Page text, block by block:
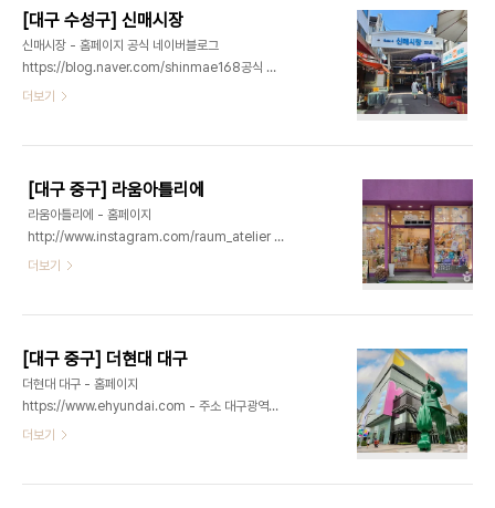
다. ※ 소개 정보 - 장서는날 : 월-일요일 - 영업시간 :
10:00-22:00 - 쉬는날 : 명절 - 판매품목 : 복합쇼
핑몰(백화점, 마트, 편의점, 아울렛 등) - 문의및안내
: 053-607-8000 - 주차시설 : 가능 - 화장실설
명 : 있음 - 신용카드가능정보 : 가능◎ 주위 관광 정
http://www.chilgokhyanggyo.org/ - 주소 대
[대구 수성구] 신매시장
신매시장 - 홈페이지 공식 네이버블로그
https://blog.naver.com/shinmae168공식 인
스타그램
엌으로 불리며, 매주 목요일 외부 상인들이 들어와 장
이 열린다. 공영주차장이 있고 옥상 완충녹지를 공원
화하여 고객 쉼터로 이용되고 있다. 디지털 전통시장
육성사업 추진하여 온라인 구매, 카카오 홍보 등 다양
한 매체를 활용하여 판촉 활동을 하고 있고 자체 시장
은 고객이 방문하고 있고 외국인 관광 코스로도 인기
일..
더보기
[대구 중구] 라움아틀리에
라움아틀리에 - 홈페이지
http://www.instagram.com/raum_atelier -
주소 대구광역시 중구 중앙대로 394-8 (동성로3
들기 등 작품을 만들면, 나머지 후속 작업인 가마에서
굽는 과정은 공방에서 처리하고 약 4주가 지나서 수
령하게 된다. 유리전사와 핸드페인팅의 체험을 할 수
있고 원데이클래스도 운영하며 새로운 공간에서 도
자기만들기 이색 체험을 할 수 있는 장소이다. 체험을
과 자녀, 혹은 연인 등의 방문이 많다. 대구 지하철 1
더보기
[대구 중구] 더현대 대구
더현대 대구 - 홈페이지
https://www.ehyundai.com - 주소 대구광역시
중구 달구벌대로 2077 (계산동2가)더현대 서울을
더보기